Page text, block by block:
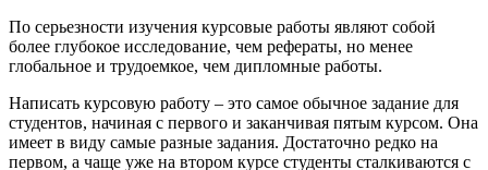
По серьезности изучения курсовые работы являют собой
более глубокое исследование, чем рефераты, но менее
глобальное и трудоемкое, чем дипломные работы.
Написать курсовую работу – это самое обычное задание для
студентов, начиная с первого и заканчивая пятым курсом. Она
имеет в виду самые разные задания. Достаточно редко на
первом, а чаще уже на втором курсе студенты сталкиваются с